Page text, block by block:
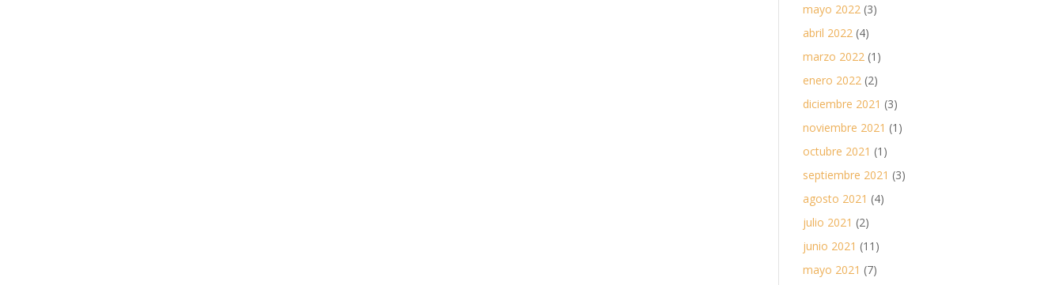
mayo 2022 (3)
abril 2022 (4)
marzo 2022 (1)
enero 2022 (2)
diciembre 2021 (3)
noviembre 2021 (1)
octubre 2021 (1)
septiembre 2021 (3)
agosto 2021 (4)
julio 2021 (2)
junio 2021 (11)
mayo 2021 (7)